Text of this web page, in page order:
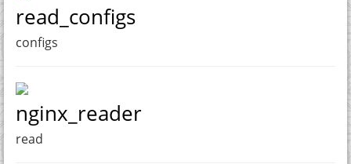
read_configs
configs
nginx_reader
read